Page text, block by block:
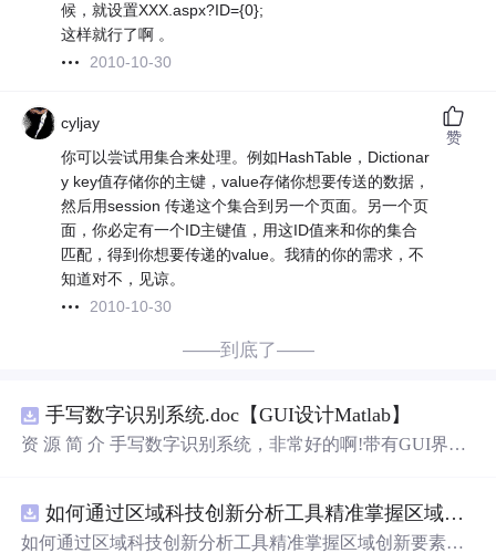
候，就设置XXX.aspx?ID={0};
这样就行了啊 。
2010-10-30
cyljay
你可以尝试用集合来处理。例如HashTable，Dictionar
y key值存储你的主键，value存储你想要传送的数据，
然后用session 传递这个集合到另一个页面。另一个页
面，你必定有一个ID主键值，用这ID值来和你的集合
匹配，得到你想要传递的value。我猜的你的需求，不
知道对不，见谅。
2010-10-30
赞
——到底了——
手写数字识别系统.doc【GUI设计Matlab】
资 源 简 介 手写数字识别系统，非常好的啊!带有GUI界
带有直观的图形用户界面（GUI），非常容易使用。你只
需要将手写数字输入系统，它将立即给出准确的识别结
如何通过区域科技创新分析工具精准掌握区域创新要素分布与产业链融合现状？.docx
如何通过区域科技创新分析工具精准掌握区域创新要素分